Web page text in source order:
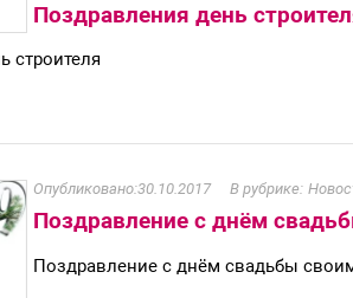
Поздравления день
строителя
30.10.2017
Поздравление с днём
Поздравление с днём свадьбы